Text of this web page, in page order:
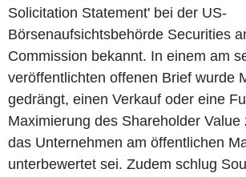
Solicitation Statement' bei der US-
Börsenaufsichtsbehörde Securities
Commission bekannt. In einem am
veröffentlichten offenen Brief wurde
gedrängt, einen Verkauf oder eine
Maximierung des Shareholder Value
das Unternehmen am öffentlichen
unterbewertet sei. Zudem schlug